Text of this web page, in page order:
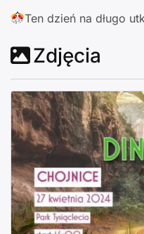
Ten dzień na długo
Zdjęcia